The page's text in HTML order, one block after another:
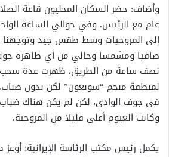
وأضاف: حضر السكان المحليون قاعة
عام مع الرئيس. وفي حوالي الساعة
إلى المروحيات وسط طقس جيد وتوجهنا
صافيا ومشمسا وخالي من أي ظاهرة
نصف ساعة من الطريق، ظهرت عدة سحب
لمنطقة منجم “سونغون” لكن بدون
في جوف الوادي، لكن لم يكن هناك
وكانت الغيوم أعلى قليلا من المروحية.
يكمل رئيس مكتب الرئاسة الإيرانية: أوعز